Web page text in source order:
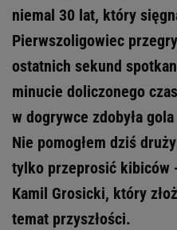
niemal 30 lat, który
Pierwszoligowiec
ostatnich sekund
minucie doliczonego
w dogrywce zdobyła
Nie pomogłem dziś
tylko przeprosić kibiców
Kamil Grosicki, który
temat przyszłości.